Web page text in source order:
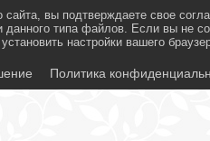
сайта, вы подтверждаете свое
данного типа файлов. Если вы не
настройки вашего
Политика